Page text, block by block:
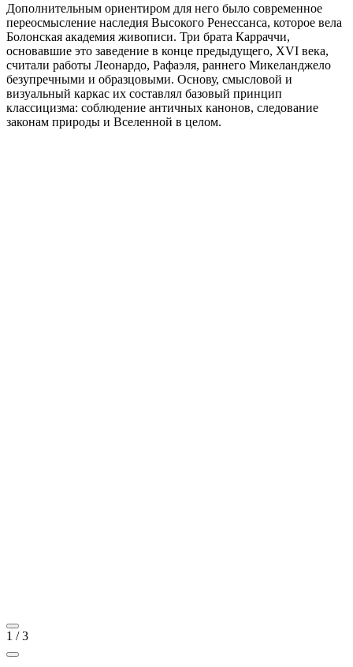
Дополнительным ориентиром для него было современное
переосмысление наследия Высокого Ренессанса, которое вела
Болонская академия живописи. Три брата Карраччи,
основавшие это заведение в конце предыдущего, XVI века,
считали работы Леонардо, Рафаэля, раннего Микеланджело
безупречными и образцовыми. Основу, смысловой и
визуальный каркас их составлял базовый принцип
классицизма: соблюдение античных канонов, следование
законам природы и Вселенной в целом.
1 /3